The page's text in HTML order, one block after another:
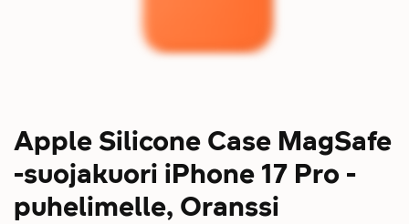
Apple Silicone Case MagSafe
-suojakuori iPhone 17 Pro -
puhelimelle, Oranssi